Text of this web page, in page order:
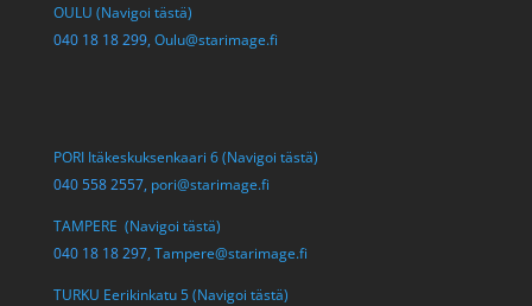
OULU (Navigoi tästä)
040 18 18 299, Oulu@starimage.fi
PORI Itäkeskuksenkaari 6 (Navigoi tästä)
040 558 2557, pori@starimage.fi
TAMPERE (Navigoi tästä)
040 18 18 297, Tampere@starimage.fi
TURKU Eerikinkatu 5 (Navigoi tästä)